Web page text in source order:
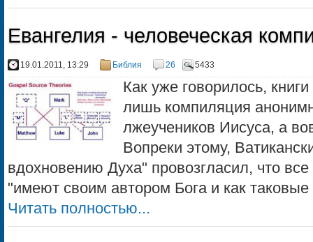
Евангелия - человеческая
19.01.2011, 13:29 Библия 26 5433
Как уже говорилось,
лишь компиляция
лжеучеников Иисуса, а
Вопреки этому,
вдохновению Духа" провозгласил, что все
"имеют своим автором Бога и как
Читать полностью...